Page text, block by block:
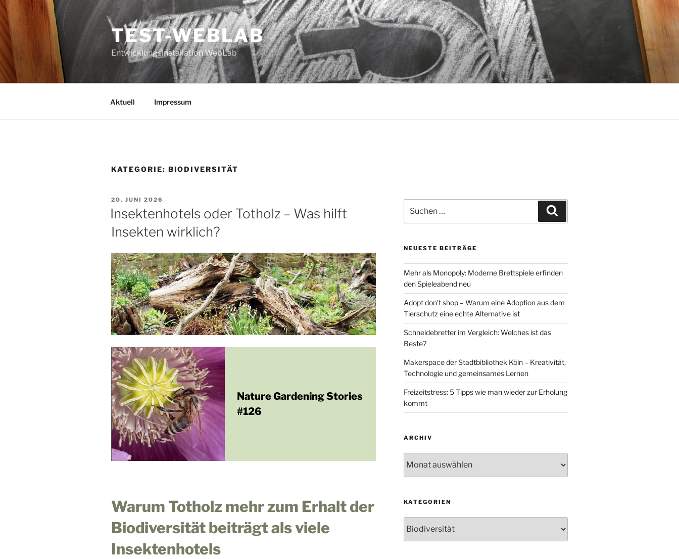
Zum
Inhalt
springen
TEST-WEBLAB
Entwicklungsinstallation WebLab
Aktuell Impressum
KATEGORIE: BIODIVERSITÄT
VERÖFFENTLICHT
AM
20. JUNI 2026
Insektenhotels oder Totholz – Was hilft
Insekten wirklich?
Nature Gardening Stories
#126
Warum Totholz mehr zum Erhalt der
Biodiversität beiträgt als viele
Insektenhotels
nach:
NEUESTE BEITRÄGE
Mehr als Monopoly: Moderne Brettspiele erfinden
den Spieleabend neu
Adopt don’t shop – Warum eine Adoption aus dem
Tierschutz eine echte Alternative ist
Schneidebretter im Vergleich: Welches ist das
Beste?
Makerspace der Stadtbibliothek Köln – Kreativität,
Technologie und gemeinsames Lernen
Freizeitstress: 5 Tipps wie man wieder zur Erholung
kommt
ARCHIV
KATEGORIEN